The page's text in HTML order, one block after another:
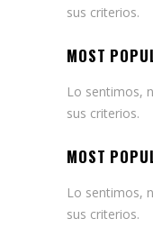
sus criterios.
MOST
Lo sentimos,
sus criterios.
MOST
Lo sentimos,
sus criterios.